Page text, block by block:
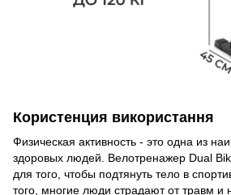
Користенция використання
Физическая активность - это одна из
здоровых людей. Велотренажер Dual
для того, чтобы подтянуть тело в
того, многие люди страдают от травм и